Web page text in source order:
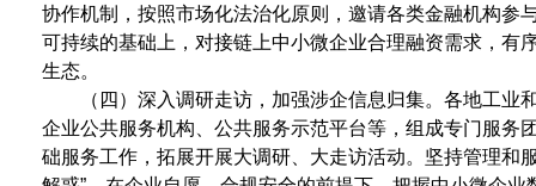
协作机制，按照市场化法治化原则，邀请各类金融机构参
可持续的基础上，对接链上中小微企业合理融资需求，有
生态。
（四）深入调研走访，加强涉企信息归集。各地工
企业公共服务机构、公共服务示范平台等，组成专门服务
础服务工作，拓展开展大调研、大走访活动。坚持管理和